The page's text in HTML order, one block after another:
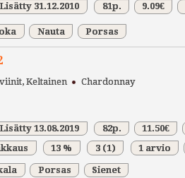
Lisätty 31.12.2010 81p. 9.09€
Nauta Porsas
Keltainen Chardonnay
Lisätty 13.08.2019 82p. 11.50€
13 % 3 (1) 1 arvio
Porsas Sienet